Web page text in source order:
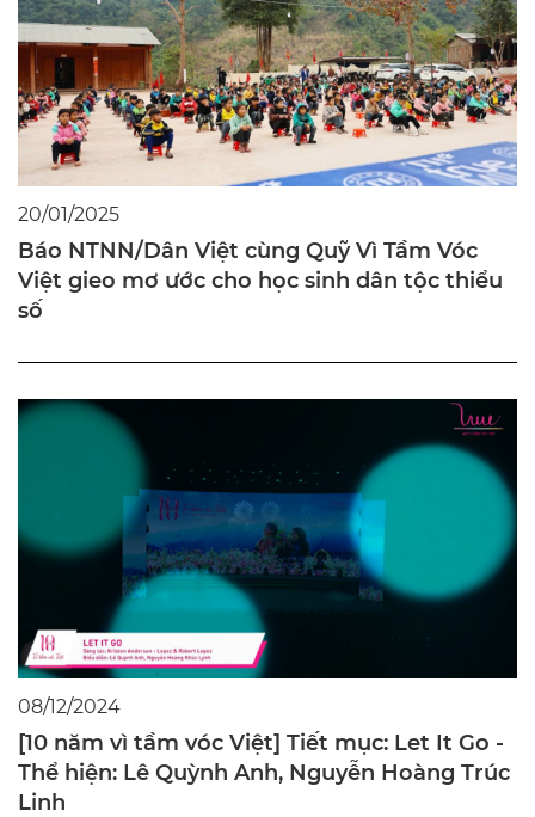
20/01/2025
Báo NTNN/Dân Việt cùng Quỹ Vì Tầm Vóc
Việt gieo mơ ước cho học sinh dân tộc thiểu
số
08/12/2024
[10 năm vì tầm vóc Việt] Tiết mục: Let It Go -
Thể hiện: Lê Quỳnh Anh, Nguyễn Hoàng Trúc
Linh